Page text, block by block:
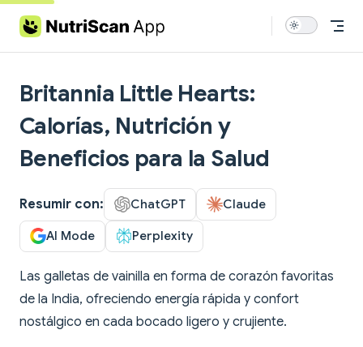
Skip to content
Britannia Little Hearts:
Calorías, Nutrición y
Beneficios para la Salud
Resumir con: ChatGPT Claude
AI Mode Perplexity
Las galletas de vainilla en forma de corazón favoritas
de la India, ofreciendo energía rápida y confort
nostálgico en cada bocado ligero y crujiente.